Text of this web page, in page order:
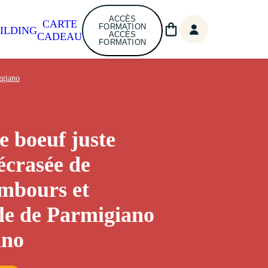
CARTE
CADEAU
ACCÈS
FORMATION
ACCÈS
FORMATION
boeuf juste
de
et
de Parmigiano